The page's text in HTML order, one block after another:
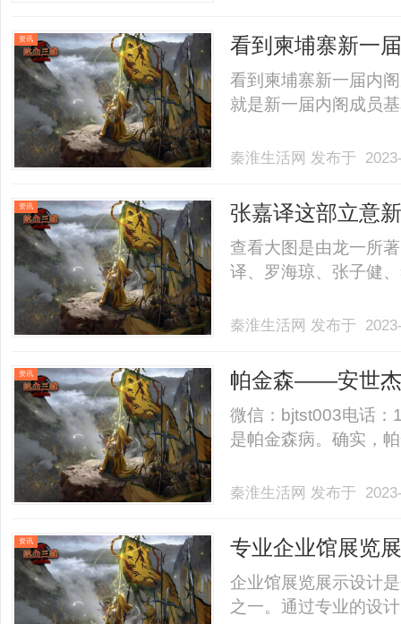
资讯
看到柬埔寨新一
怪的现象
看到柬埔寨新一届内
就是新一届内阁成员
秦淮生活网 发布于
资讯
张嘉译这部立意
超越《潜伏》
查看大图是由龙一所
译、罗海琼、张子健
秦淮生活网 发布于
资讯 帕金森——安世杰
微信：bjtst003电话：
是帕金森病。确实，
秦淮生活网 发布于
资讯 专业企业馆展览
企业馆展览展示设计
之一。通过专业的设